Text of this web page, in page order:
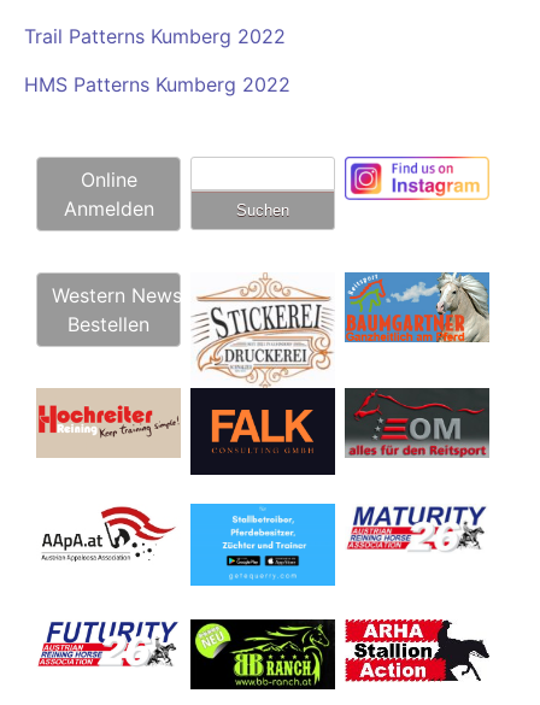
Trail Patterns Kumberg 2022
HMS Patterns Kumberg 2022
Online
Anmelden
nach:
Western News
Bestellen